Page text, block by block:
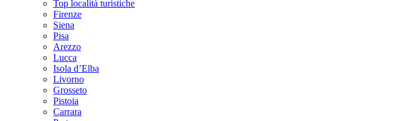
Top località turistiche
Firenze
Siena
Pisa
Arezzo
Lucca
Isola d’Elba
Livorno
Grosseto
Pistoia
Carrara